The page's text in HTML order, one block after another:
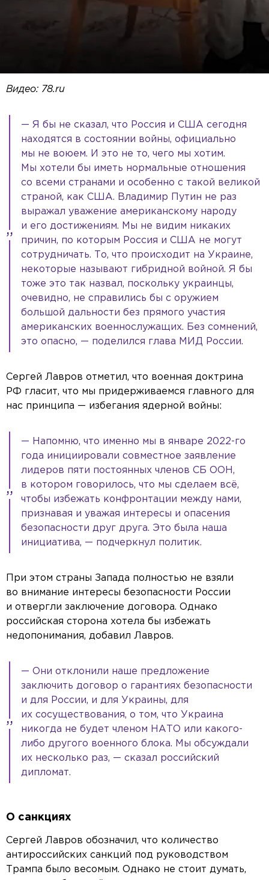
Видео: 78.ru
— Я бы не сказал, что Россия и США сегодня
находятся в состоянии войны, официально
мы не воюем. И это не то, чего мы хотим.
Мы хотели бы иметь нормальные отношения
со всеми странами и особенно с такой великой
страной, как США. Владимир Путин не раз
выражал уважение американскому народу
и его достижениям. Мы не видим никаких
причин, по которым Россия и США не могут
сотрудничать. То, что происходит на Украине,
некоторые называют гибридной войной. Я бы
тоже это так назвал, поскольку украинцы,
очевидно, не справились бы с оружием
большой дальности без прямого участия
американских военнослужащих. Без сомнений,
это опасно, — поделился глава МИД России.
Сергей Лавров отметил, что военная доктрина
РФ гласит, что мы придерживаемся главного для
нас принципа — избегания ядерной войны:
— Напомню, что именно мы в январе 2022-го
года инициировали совместное заявление
лидеров пяти постоянных членов СБ ООН,
в котором говорилось, что мы сделаем всё,
чтобы избежать конфронтации между нами,
признавая и уважая интересы и опасения
безопасности друг друга. Это была наша
инициатива, — подчеркнул политик.
При этом страны Запада полностью не взяли
во внимание интересы безопасности России
и отвергли заключение договора. Однако
российская сторона хотела бы избежать
недопонимания, добавил Лавров.
— Они отклонили наше предложение
заключить договор о гарантиях безопасности
и для России, и для Украины, для
их сосуществования, о том, что Украина
никогда не будет членом НАТО или какого-
либо другого военного блока. Мы обсуждали
их несколько раз, — сказал российский
дипломат.
О санкциях
Сергей Лавров обозначил, что количество
антироссийских санкций под руководством
Трампа было весомым. Однако не стоит думать,